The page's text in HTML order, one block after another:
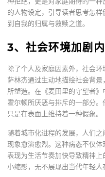
的人物设定，引导读者思考怎
到自我的归属与救赎之道。
3、社会环境加剧
除了个人及家庭因素外，社会环
萨林杰通过生动地描绘社会背
所塑造。在《麦田里的守望者
霍尔顿所厌恶与排斥的一部分
只是在表面上维持着一种假象。
随着城市化进程的发展，人们之
现象愈演愈烈。这种病态不仅
表现为生活节奏加快导致精神
小缩影，无不展现出当代年轻人